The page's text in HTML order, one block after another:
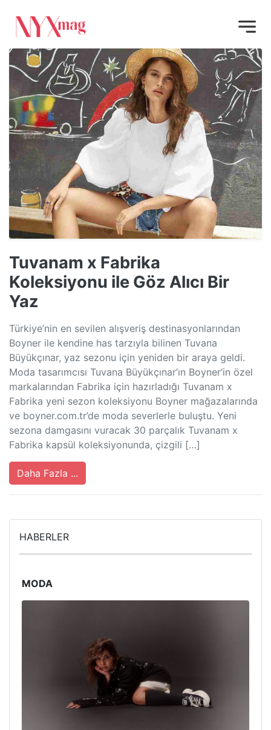
Tuvanam x Fabrika
Koleksiyonu ile Göz Alıcı Bir
Yaz
Türkiye’nin en sevilen alışveriş destinasyonlarından
Boyner ile kendine has tarzıyla bilinen Tuvana
Büyükçınar, yaz sezonu için yeniden bir araya geldi.
Moda tasarımcısı Tuvana Büyükçınar’ın Boyner’in özel
markalarından Fabrika için hazırladığı Tuvanam x
Fabrika yeni sezon koleksiyonu Boyner mağazalarında
ve boyner.com.tr’de moda severlerle buluştu. Yeni
sezona damgasını vuracak 30 parçalık Tuvanam x
Fabrika kapsül koleksiyonunda, çizgili […]
Daha Fazla ...
HABERLER
MODA